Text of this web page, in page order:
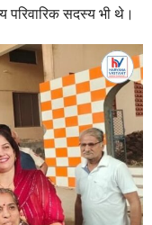
परिवारिक सदस्य भी थे।